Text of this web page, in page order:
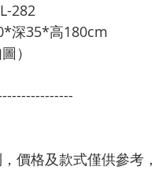
282
深35*高180cm
）
價格及款式僅供參考，